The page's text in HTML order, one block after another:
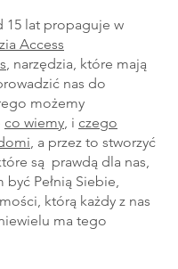
15 lat propaguje w
Access
, narzędzia, które mają
nas do
możemy
co wiemy , i czego
, a przez to stworzyć
są prawdą dla nas,
Pełnią Siebie,
którą każdy z nas
ma tego